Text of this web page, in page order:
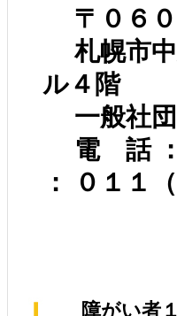
〒０６
札幌市中
ル４階
一般社団
電 話 ：
： ０１１
障がい者１